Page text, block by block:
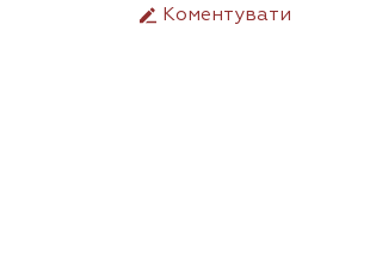
Коментувати